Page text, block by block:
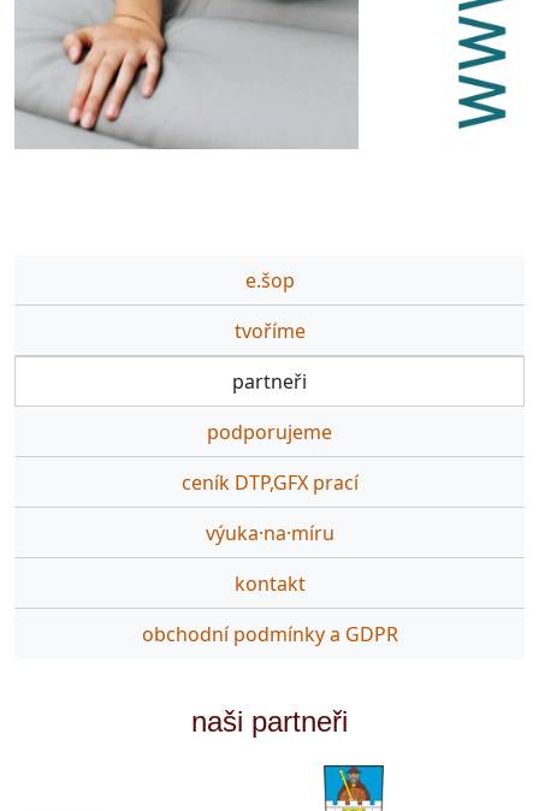
e.šop
tvoříme
partneři
podporujeme
ceník DTP,GFX prací
výuka·na·míru
kontakt
obchodní podmínky a GDPR
naši partneři